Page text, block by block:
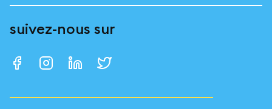
suivez-nous sur